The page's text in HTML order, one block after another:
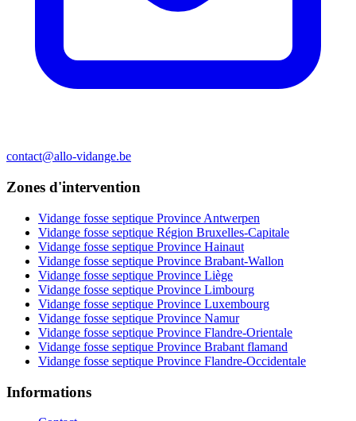
contact@allo-vidange.be
Zones d'intervention
Vidange fosse septique Province Antwerpen
Vidange fosse septique Région Bruxelles-Capitale
Vidange fosse septique Province Hainaut
Vidange fosse septique Province Brabant-Wallon
Vidange fosse septique Province Liège
Vidange fosse septique Province Limbourg
Vidange fosse septique Province Luxembourg
Vidange fosse septique Province Namur
Vidange fosse septique Province Flandre-Orientale
Vidange fosse septique Province Brabant flamand
Vidange fosse septique Province Flandre-Occidentale
Informations